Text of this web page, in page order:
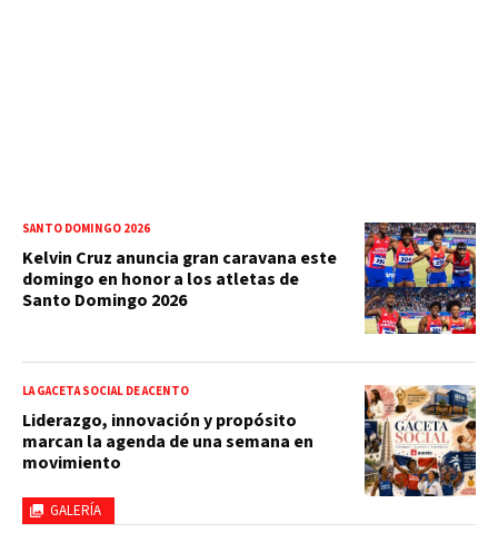
SANTO DOMINGO 2026
Kelvin Cruz anuncia gran caravana este
domingo en honor a los atletas de
Santo Domingo 2026
GALERÍA
LA GACETA SOCIAL DE ACENTO
Liderazgo, innovación y propósito
marcan la agenda de una semana en
movimiento